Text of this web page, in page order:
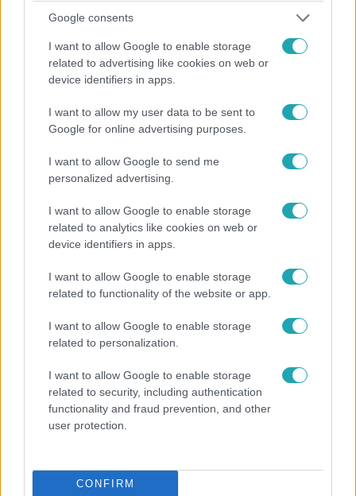
Google consents
I want to allow Google to enable storage
related to advertising like cookies on web or
device identifiers in apps.
I want to allow my user data to be sent to
Google for online advertising purposes.
I want to allow Google to send me
personalized advertising.
I want to allow Google to enable storage
related to analytics like cookies on web or
device identifiers in apps.
I want to allow Google to enable storage
related to functionality of the website or app.
I want to allow Google to enable storage
related to personalization.
I want to allow Google to enable storage
related to security, including authentication
functionality and fraud prevention, and other
user protection.
CONFIRM
2026. július 9. 13:30
Laci mellett
a Madách Színházban ismerkedett meg, házasságuk
viszont a megcsalások miatt megromlott.
2026. július 9. 11:30
Hrovatin Csenge és Varga Miklós Joe válságba